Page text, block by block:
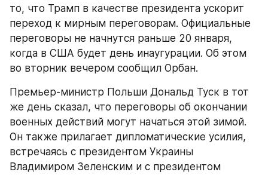
то, что Трамп в качестве президента ускорит
переход к мирным переговорам. Официальные
переговоры не начнутся раньше 20 января,
когда в США будет день инаугурации. Об этом
во вторник вечером сообщил Орбан.
Премьер-министр Польши Дональд Туск в тот
же день сказал, что переговоры об окончании
военных действий могут начаться этой зимой.
Он также прилагает дипломатические усилия,
встречаясь с президентом Украины
Владимиром Зеленским и с президентом